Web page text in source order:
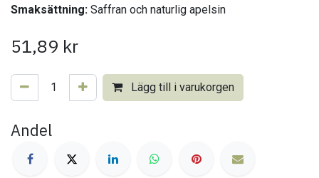
Smaksättning: Saffran och naturlig apelsin
51,89 kr
Lägg till i varukorgen
Andel